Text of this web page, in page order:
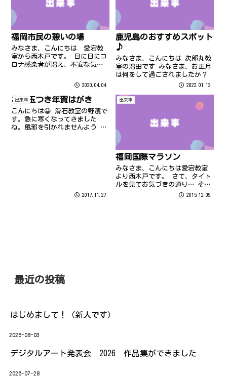
か？インフル...
福岡市民の憩いの場
みなさま、こんにちは 愛宕教
室から西木戸です。 日に日にコ
ロナ感染者が増え、不安な気持
スクを下げられるそうなので、
しっかり自己防衛していかなけ
ればですね 一日も早い終息を願
う毎日です…
2020.04.04
鹿児島のおすすめスポット
♪
みなさま、こんにちは 次郎丸教
室の増田です みなさま、お正月
は何をして過ごされましたか？
2022.01.12
出来事
お年玉つき年賀はがき
こんにちは😀 滑石教室の野濱で
す。急に寒くなってきました
ね。風邪を引かれませんよう お
2017.11.27
出来事
福岡国際マラソン
みなさま、こんにちは愛宕教室
より西木戸です。 さて、タイト
ルを見てお気づきの通り… そう
です！先日の日曜日は12月の第1
2015.12.09
最近の投稿
はじめまして！（新人です）
2026-08-03
デジタルアート発表会 2026 作品集ができました
2026-07-28